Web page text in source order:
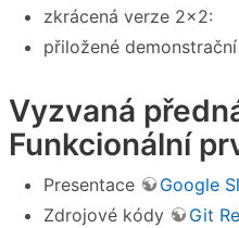
zkrácená verze 2×2:
přiložené
Vyzvaná
Funkcionální
Presentace
Google
Zdrojové kódy
Git